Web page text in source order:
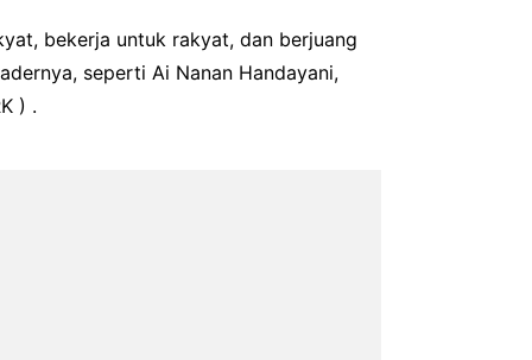
bekerja untuk rakyat, dan berjuang
seperti Ai Nanan Handayani,
) .